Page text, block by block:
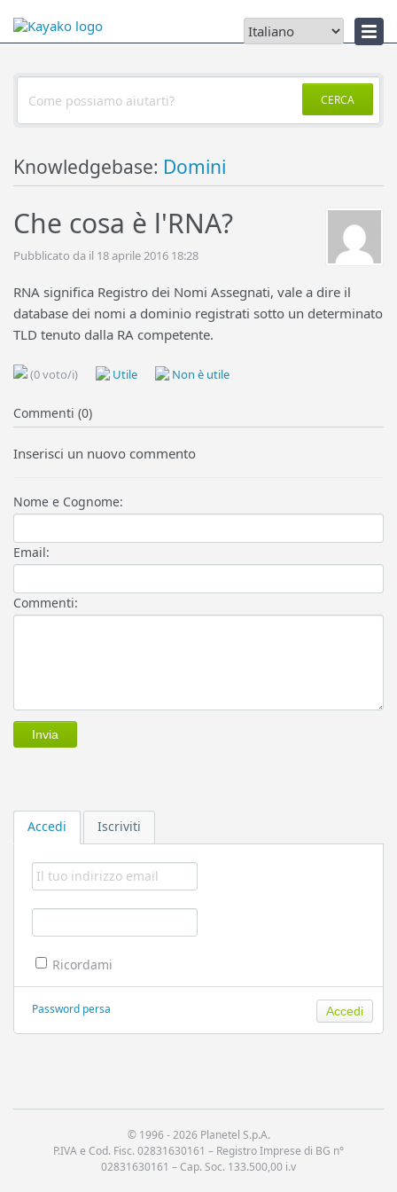
Notizie
Accedi Iscriviti
Ricordami
Password persa
CERCA
Knowledgebase: Domini
Che cosa è l'RNA?
Pubblicato da il 18 aprile 2016 18:28
RNA significa Registro dei Nomi Assegnati, vale a dire il
database dei nomi a dominio registrati sotto un determinato
TLD tenuto dalla RA competente.
(0 voto/i) Utile Non è utile
Commenti (0)
Inserisci un nuovo commento
Nome e Cognome:
Email:
Commenti:
© 1996 -2026 Planetel S.p.A.
P.IVA e Cod. Fisc. 02831630161 – Registro Imprese di BG n°
02831630161 – Cap. Soc. 133.500,00 i.v